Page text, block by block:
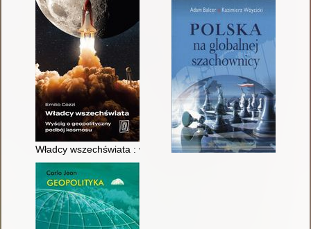
Władcy wszechświata : wyścig o geopolityczny podbój